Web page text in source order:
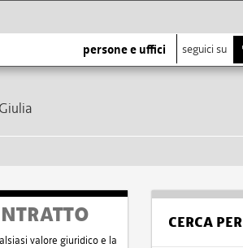
persone e uffici seguici su
valore giuridico e la
CERCA PER